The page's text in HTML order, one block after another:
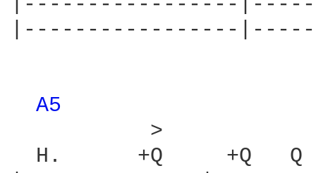
|-----------------
A5
           >
H.      +Q     +Q   Q